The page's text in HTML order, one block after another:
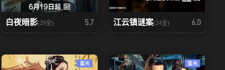
白夜暗影(29全) 5.7 江云镇谜案(24全) 6.0
蓝光 蓝光